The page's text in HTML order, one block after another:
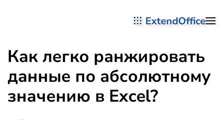
ExtendOffice
Как легко ранжировать
данные по абсолютному
значению в Excel?